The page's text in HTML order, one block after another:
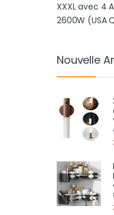
XXXL avec 4
2600W (USA
Nouvelle